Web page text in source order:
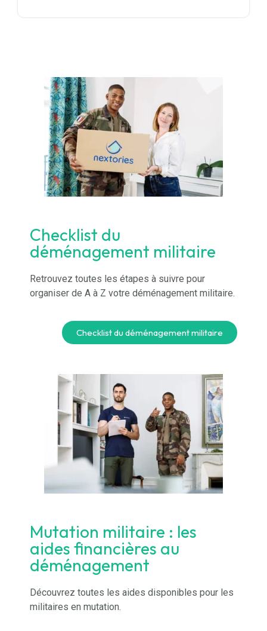
Checklist du
déménagement militaire
Retrouvez toutes les étapes à suivre pour
organiser de A à Z votre déménagement militaire.
Checklist du déménagement militaire
Mutation militaire : les
aides financières au
déménagement
Découvrez toutes les aides disponibles pour les
militaires en mutation.